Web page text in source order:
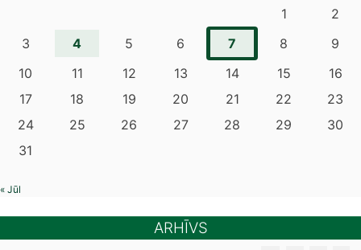
1
2
3
4 5 6 7 8
9
10
11 12 13 14 15
16
17
18 19 20 21 22
23
24
25 26 27 28 29
30
31
« Jūl
ARHĪVS